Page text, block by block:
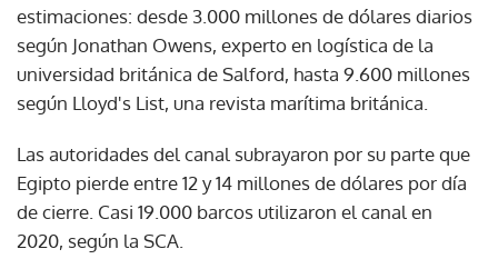
estimaciones: desde 3.000 millones de dólares diarios
según Jonathan Owens, experto en logística de la
universidad británica de Salford, hasta 9.600 millones
según Lloyd's List, una revista marítima británica.
Las autoridades del canal subrayaron por su parte que
Egipto pierde entre 12 y 14 millones de dólares por día
de cierre. Casi 19.000 barcos utilizaron el canal en
2020, según la SCA.